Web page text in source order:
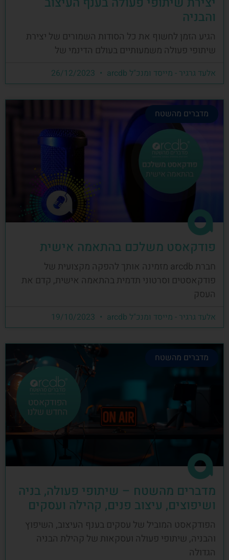
והבניה
הגיע הזמן לחשוף את כל הסודות השמורים של יצירת
שיתופי פעולה משמעותיים בעולם הדינמי של
אלעד גרגיר - מייסד ומנכ"ל arcdb
מדברים מהשטח
פודקאסט משלכם בהתאמה אישית
חברת arcdb מזמינה אותך להפקה מקצועית של
פודקאסטים וסרטוני תדמית בהתאמה אישית, קדם את
העסק
אלעד גרגיר - מייסד ומנכ"ל arcdb
מדברים מהשטח
מדברים מהשטח – שיתופי פעולה, בניה
ושיפוצים, עיצוב פנים, קהילה ועסקים
הפודקאסט המוביל של עסקים בענף העיצוב, השיפוץ
והבניה, שיתופי פעולה ועסקאות של קהילת הבניה
הגדולה